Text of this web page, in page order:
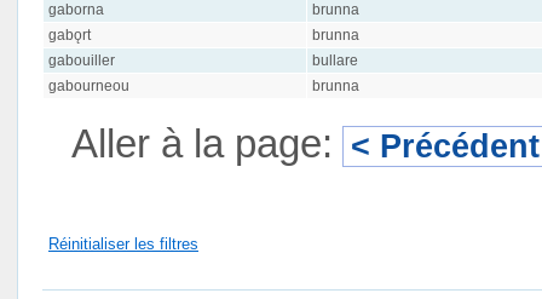
gaborna
brunna
gabǫrt
brunna
gabouiller
bullare
gabourneou
brunna
Aller à la page: < Précédent
Réinitialiser les filtres